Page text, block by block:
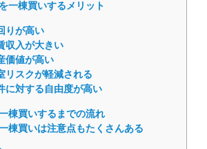
一棟買いするメリット
りが高い
収入が大きい
価値が高い
リスクが軽減される
に対する自由度が高い
棟買いするまでの流れ
棟買いは注意点もたくさんある